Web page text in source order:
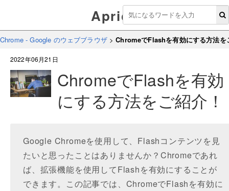
Aprico
Chrome - Google のウェブブラウザ>ChromeでFlashを有効にする方法を
2022年06月21日
ChromeでFlashを有効
にする方法をご紹介！
Google Chromeを使用して、Flashコンテンツを見
たいと思ったことはありませんか？Chromeであれ
ば、拡張機能を使用してFlashを有効にすることが
できます。この記事では、ChromeでFlashを有効に